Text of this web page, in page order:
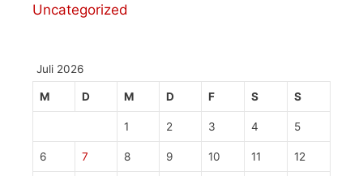
Uncategorized
Juli 2026
M D M D F S S
1 2 3 4 5
6 7 8 9 10 11 12